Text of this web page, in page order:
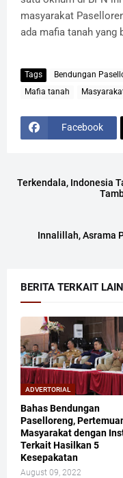
masyarakat
ada mafia tanah yang
Tags Bendungan
Mafia tanah
Facebook
Terkendala, Indonesia
Innalillah, Asrama
BERITA TERKAIT
ADVERTORIAL
Bahas Bendungan
Paselloreng,
Masyarakat dengan
Terkait Hasilkan 5
Kesepakatan
August 09, 2022